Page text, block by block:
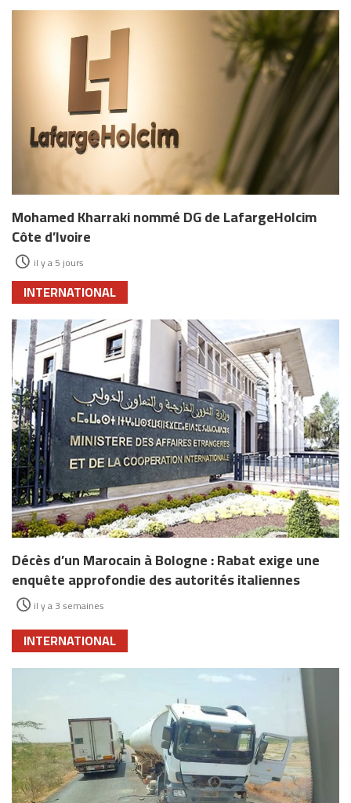
Mohamed Kharraki nommé DG de LafargeHolcim
Côte d’Ivoire
il y a 5 jours
INTERNATIONAL
Décès d’un Marocain à Bologne : Rabat exige une
enquête approfondie des autorités italiennes
il y a 3 semaines
INTERNATIONAL